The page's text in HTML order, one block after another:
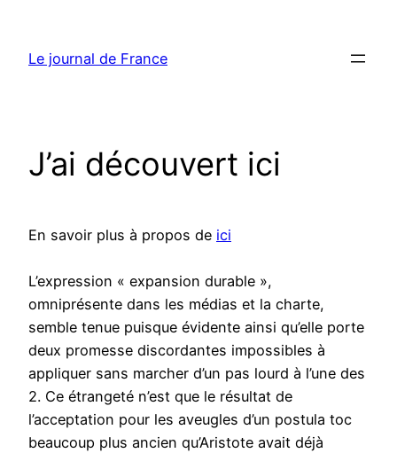
contenu
Le journal de France
J’ai découvert ici
En savoir plus à propos de ici
L’expression « expansion durable »,
omniprésente dans les médias et la charte,
semble tenue puisque évidente ainsi qu’elle porte
deux promesse discordantes impossibles à
appliquer sans marcher d’un pas lourd à l’une des
2. Ce étrangeté n’est que le résultat de
l’acceptation pour les aveugles d’un postula toc
beaucoup plus ancien qu’Aristote avait déjà